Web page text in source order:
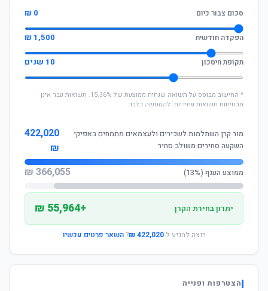
סכום צבור כיום
0 ₪
הפקדה חודשית 1,500 ₪
תקופת חיסכון 10 שנים
* החישוב מבוסס על תשואה שנתית ממוצעת של 15.36%. תשואות עבר אינן
מבטיחות תשואות עתידיות. להמחשה בלבד.
מור קרן השתלמות לשכירים ולעצמאים מתמחים באפיקי
השקעה סחירים משולב סחיר
422,020
₪
ממוצע הענף (13%) 366,055 ₪
יתרון בחירת הקרן +55,964 ₪
רוצה להגיע ל-422,020 ₪
?השאר פרטים עכשיו
הצטרפות ופנייה